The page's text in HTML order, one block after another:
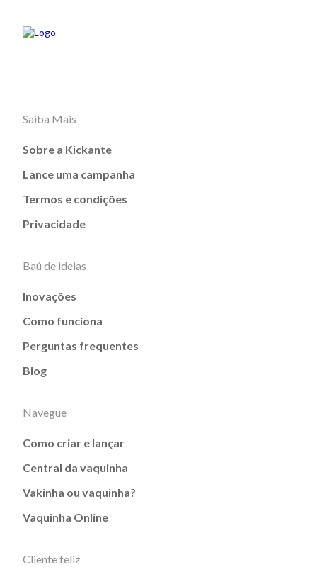
Saiba Mais
Sobre a Kickante
Lance uma campanha
Termos e condições
Privacidade
Baú de ideias
Inovações
Como funciona
Perguntas frequentes
Blog
Navegue
Como criar e lançar
Central da vaquinha
Vakinha ou vaquinha?
Vaquinha Online
Cliente feliz